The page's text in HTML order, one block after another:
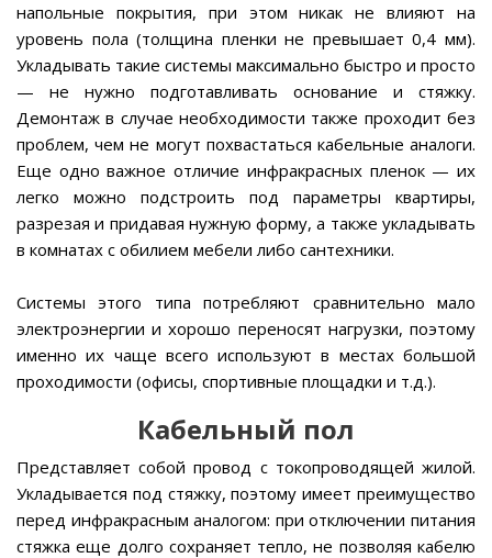
напольные покрытия, при этом никак не влияют на
уровень пола (толщина пленки не превышает 0,4 мм).
Укладывать такие системы максимально быстро и просто
— не нужно подготавливать основание и стяжку.
Демонтаж в случае необходимости также проходит без
проблем, чем не могут похвастаться кабельные аналоги.
Еще одно важное отличие инфракрасных пленок — их
легко можно подстроить под параметры квартиры,
разрезая и придавая нужную форму, а также укладывать
в комнатах с обилием мебели либо сантехники.
Системы этого типа потребляют сравнительно мало
электроэнергии и хорошо переносят нагрузки, поэтому
именно их чаще всего используют в местах большой
проходимости (офисы, спортивные площадки и т.д.).
Кабельный пол
Представляет собой провод с токопроводящей жилой.
Укладывается под стяжку, поэтому имеет преимущество
перед инфракрасным аналогом: при отключении питания
стяжка еще долго сохраняет тепло, не позволяя кабелю